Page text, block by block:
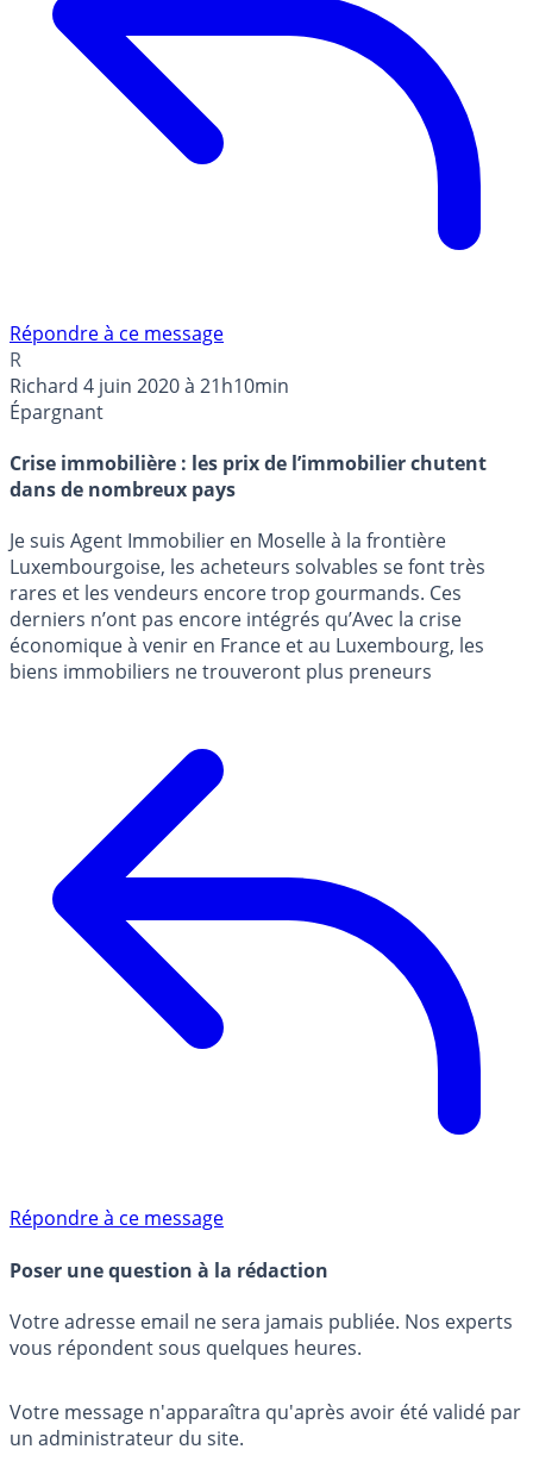
Répondre à ce message
R
Richard 4 juin 2020 à 21h10min
Épargnant
Crise immobilière : les prix de l’immobilier chutent
dans de nombreux pays
Je suis Agent Immobilier en Moselle à la frontière
Luxembourgoise, les acheteurs solvables se font très
rares et les vendeurs encore trop gourmands. Ces
derniers n’ont pas encore intégrés qu’Avec la crise
économique à venir en France et au Luxembourg, les
biens immobiliers ne trouveront plus preneurs
Répondre à ce message
Poser une question à la rédaction
Votre adresse email ne sera jamais publiée. Nos experts
vous répondent sous quelques heures.
Votre message n'apparaîtra qu'après avoir été validé par
un administrateur du site.